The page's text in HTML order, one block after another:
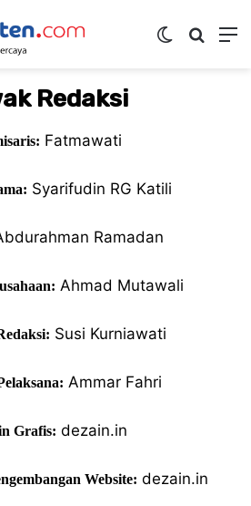
Switch skin
Redaksi
Fatmawati
Syarifudin RG Katili
Ramadan
Ahmad Mutawali
Susi Kurniawati
Ammar Fahri
Grafis: dezain.in
Website: dezain.in